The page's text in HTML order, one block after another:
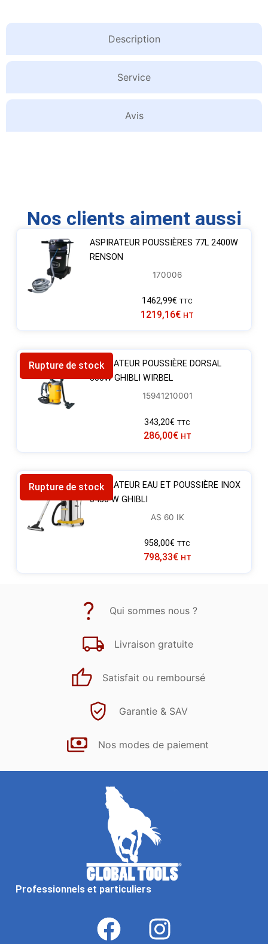
Description
Service
Avis
Nos clients aiment aussi
ASPIRATEUR POUSSIÈRES 77L 2400W
RENSON
170006
1462,99€ TTC
1219,16€ HT
Rupture de stockASPIRATEUR POUSSIÈRE DORSAL
800W GHIBLI WIRBEL
15941210001
343,20€ TTC
286,00€ HT
Rupture de stockASPIRATEUR EAU ET POUSSIÈRE INOX
3450 W GHIBLI
AS 60 IK
958,00€ TTC
798,33€ HT
Qui sommes nous ?
Livraison gratuite
Satisfait ou remboursé
Garantie & SAV
Nos modes de paiement
Professionnels et particuliers